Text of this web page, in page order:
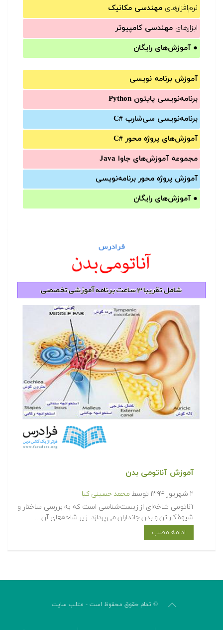
نرم‌افزارهای مهندسی مکانیک
ابزارهای مهندسی کامپیوتر
● آموزش‌های رایگان
آموزش برنامه نویسی
برنامه‌نویسی پایتون Python
برنامه‌‌نویسی سی‌شارپ C#‎
آموزش‌های پروژه محور #C
مجموعه آموزش‌های جاوا Java
آموزش‌ پروژه محور برنامه‌نویسی
● آموزش‌های رایگان
آموزش آناتومی بدن
۲ شهریور ۱۳۹۴ توسط محمد حسینی کیا
آناتومی شاخه‌ای از زیست‌شناسی است که به بررسی ساختار و
شیوهٔ کار تن و بدن جانداران می‌پردازد. زیر شاخه‌های آن…
ادامه مطلب
© تمام حقوق محفوظ است - متلب سایت